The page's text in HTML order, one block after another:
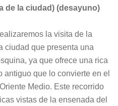
de la ciudad) (desayuno)
la visita de la
ciudad que presenta una
ya que ofrece una rica
antiguo que lo convierte en el
Medio. Este recorrido
vistas de la ensenada del